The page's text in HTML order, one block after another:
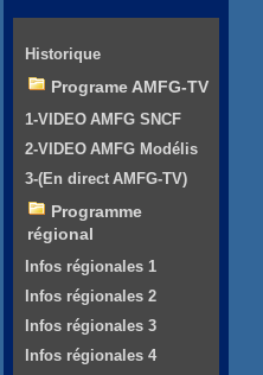
Historique
Programe AMFG-TV
1-VIDEO AMFG SNCF
2-VIDEO AMFG Modélis
3-(En direct AMFG-TV)
Programme
régional
Infos régionales 1
Infos régionales 2
Infos régionales 3
Infos régionales 4